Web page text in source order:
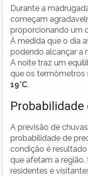
Durante a
começam
proporcionando um
À medida que o dia
podendo alcançar a
A noite traz um
que os termômetros
19°C.
Probabilidade
A previsão de
probabilidade de
condição é
que afetam a
residentes e